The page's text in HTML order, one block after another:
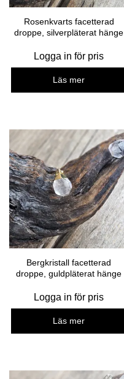
Rosenkvarts facetterad
droppe, silverpläterat hänge
Logga in för pris
Läs mer
Bergkristall facetterad
droppe, guldpläterat hänge
Logga in för pris
Läs mer